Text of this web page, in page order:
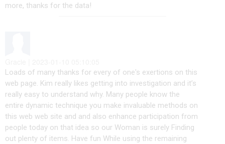
more, thanks for the data!
Loads of many thanks for every of one's exertions on this
web page. Kim really likes getting into investigation and it’s
really easy to understand why. Many people know the
entire dynamic technique you make invaluable methods on
this web web site and and also enhance participation from
people today on that idea so our Woman is surely Finding
out plenty of items. Have fun While using the remaining